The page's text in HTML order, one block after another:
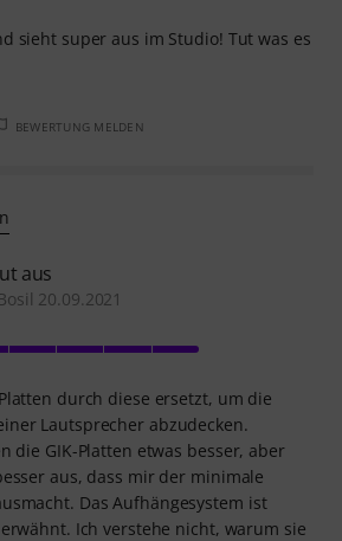
sieht super aus im Studio! Tut was es
BEWERTUNG MELDEN
aus
Bosil 20.09.2021
durch diese ersetzt, um die
Lautsprecher abzudecken.
die GIK-Platten etwas besser, aber
aus, dass mir der minimale
Das Aufhängesystem ist
Ich verstehe nicht, warum sie